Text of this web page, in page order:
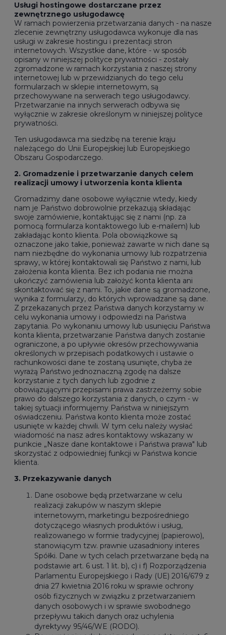
Usługi hostingowe dostarczane przez
zewnętrznego usługodawcę
W ramach powierzenia przetwarzania danych - na nasze
zlecenie zewnętrzny usługodawca wykonuje dla nas
usługi w zakresie hostingu i prezentacji stron
internetowych. Wszystkie dane, które - w sposób
opisany w niniejszej polityce prywatności - zostały
zgromadzone w ramach korzystania z naszej strony
internetowej lub w przewidzianych do tego celu
formularzach w sklepie internetowym, są
przechowywane na serwerach tego usługodawcy.
Przetwarzanie na innych serwerach odbywa się
wyłącznie w zakresie określonym w niniejszej polityce
prywatności.
Ten usługodawca ma siedzibę na terenie kraju
należącego do Unii Europejskiej lub Europejskiego
Obszaru Gospodarczego.
2. Gromadzenie i przetwarzanie danych celem
realizacji umowy i utworzenia konta klienta
Gromadzimy dane osobowe wyłącznie wtedy, kiedy
nam je Państwo dobrowolnie przekazują składając
swoje zamówienie, kontaktując się z nami (np. za
pomocą formularza kontaktowego lub e-mailem) lub
zakładając konto klienta. Pola obowiązkowe są
oznaczone jako takie, ponieważ zawarte w nich dane są
nam niezbędne do wykonania umowy lub rozpatrzenia
sprawy, w której kontaktowali się Państwo z nami, lub
założenia konta klienta. Bez ich podania nie można
ukończyć zamówienia lub założyć konta klienta ani
skontaktować się z nami. To, jakie dane są gromadzone,
wynika z formularzy, do których wprowadzane są dane.
Z przekazanych przez Państwa danych korzystamy w
celu wykonania umowy i odpowiedzi na Państwa
zapytania. Po wykonaniu umowy lub usunięciu Państwa
konta klienta, przetwarzanie Państwa danych zostanie
ograniczone, a po upływie okresów przechowywania
określonych w przepisach podatkowych i ustawie o
rachunkowości dane te zostaną usunięte, chyba że
wyrażą Państwo jednoznaczną zgodę na dalsze
korzystanie z tych danych lub zgodnie z
obowiązującymi przepisami prawa zastrzeżemy sobie
prawo do dalszego korzystania z danych, o czym - w
takiej sytuacji informujemy Państwa w niniejszym
oświadczeniu. Państwa konto klienta może zostać
usunięte w każdej chwili. W tym celu należy wysłać
wiadomość na nasz adres kontaktowy wskazany w
punkcie „Nasze dane kontaktowe i Państwa prawa" lub
skorzystać z odpowiedniej funkcji w Państwa koncie
klienta.
3. Przekazywanie danych
Dane osobowe będą przetwarzane w celu
realizacji zakupów w naszym sklepie
internetowym, marketingu bezpośredniego
dotyczącego własnych produktów i usług,
realizowanego w formie tradycyjnej (papierowo),
stanowiącym tzw. prawnie uzasadniony interes
Spółki. Dane w tych celach przetwarzane będą na
podstawie art. 6 ust. 1 lit. b), c) i f) Rozporządzenia
Parlamentu Europejskiego i Rady (UE) 2016/679 z
dnia 27 kwietnia 2016 roku w sprawie ochrony
osób fizycznych w związku z przetwarzaniem
danych osobowych i w sprawie swobodnego
przepływu takich danych oraz uchylenia
dyrektywy 95/46/WE (RODO).